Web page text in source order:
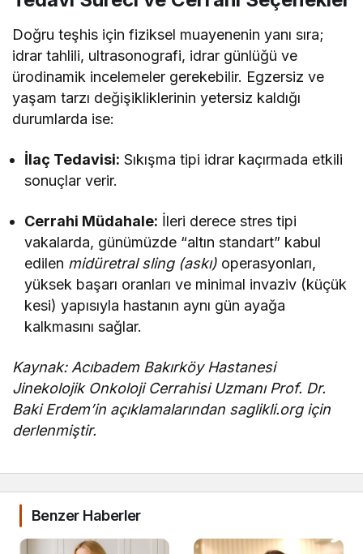
Doğru teşhis için fiziksel muayenenin yanı sıra;
idrar tahlili, ultrasonografi, idrar günlüğü ve
ürodinamik incelemeler gerekebilir. Egzersiz ve
yaşam tarzı değişikliklerinin yetersiz kaldığı
durumlarda ise:
İlaç Tedavisi: Sıkışma tipi idrar kaçırmada etkili
sonuçlar verir.
Cerrahi Müdahale: İleri derece stres tipi
vakalarda, günümüzde “altın standart” kabul
edilen midüretral sling (askı) operasyonları,
yüksek başarı oranları ve minimal invaziv (küçük
kesi) yapısıyla hastanın aynı gün ayağa
kalkmasını sağlar.
Kaynak: Acıbadem Bakırköy Hastanesi
Jinekolojik Onkoloji Cerrahisi Uzmanı Prof. Dr.
Baki Erdem’in açıklamalarından saglikli.org için
derlenmiştir.
Benzer Haberler